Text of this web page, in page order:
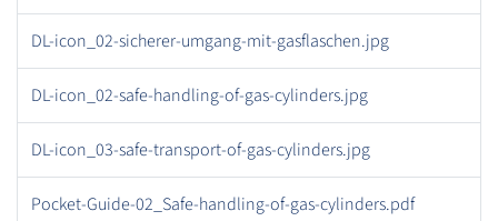
DL-icon_02-sicherer-umgang-mit-gasflaschen.jpg
DL-icon_02-safe-handling-of-gas-cylinders.jpg
DL-icon_03-safe-transport-of-gas-cylinders.jpg
Pocket-Guide-02_Safe-handling-of-gas-cylinders.pdf